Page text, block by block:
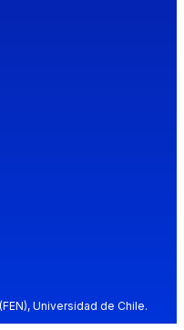
Universidad de Chile.